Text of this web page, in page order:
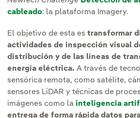
cableado: la plataforma Imagery.
El objetivo de esta es transformar
actividades de inspección visual
distribución y de las líneas de
energía eléctrica. A través de
sensórica remota, como satélite,
sensores LiDAR y técnicas de
imágenes como la inteligencia
entrega de forma rápida datos